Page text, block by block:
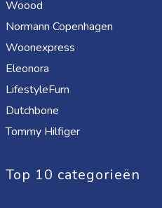
Woood
Normann Copenhagen
Woonexpress
Eleonora
LifestyleFurn
Dutchbone
Tommy Hilfiger
Top 10 categorieën